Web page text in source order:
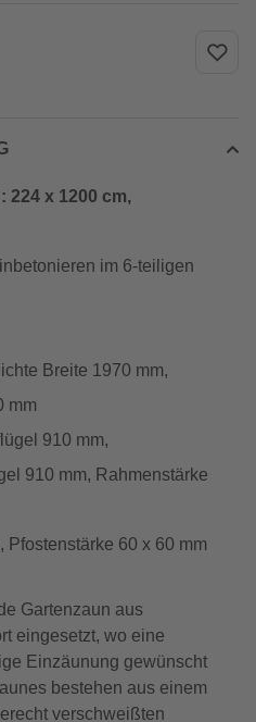
224 x 1200 cm,
im 6-teiligen
Breite 1970 mm,
mm
910 mm,
910 mm, Rahmenstärke
Pfostenstärke 60 x 60 mm
Gartenzaun aus
eingesetzt, wo eine
Einzäunung gewünscht
bestehen aus einem
verschweißten